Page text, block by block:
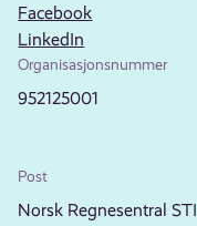
Facebook
LinkedIn
Organisasjonsnummer
952125001
Post
Norsk Regnesentral STI